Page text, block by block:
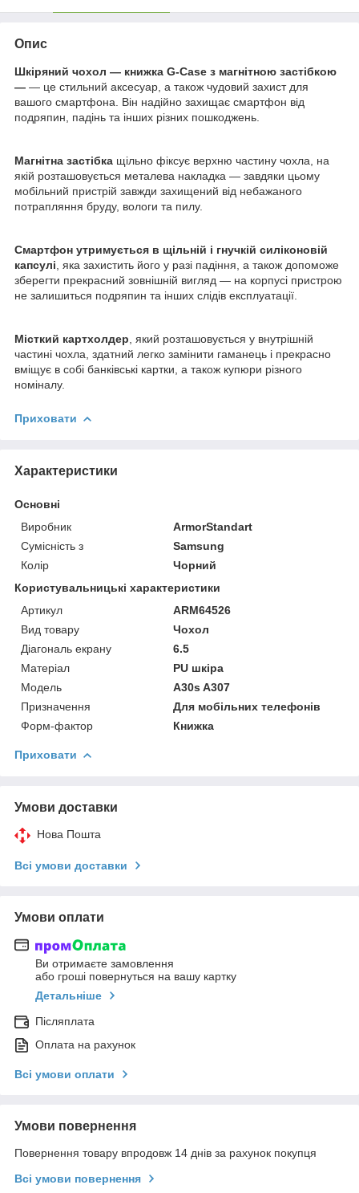
Опис
Шкіряний чохол — книжка G-Case з магнітною застібкою
— — це стильний аксесуар, а також чудовий захист для
вашого смартфона. Він надійно захищає смартфон від
подряпин, падінь та інших різних пошкоджень.
Магнітна застібка щільно фіксує верхню частину чохла, на
якій розташовується металева накладка — завдяки цьому
мобільний пристрій завжди захищений від небажаного
потрапляння бруду, вологи та пилу.
Смартфон утримується в щільній і гнучкій силіконовій
капсулі , яка захистить його у разі падіння, а також допоможе
зберегти прекрасний зовнішній вигляд — на корпусі пристрою
не залишиться подряпин та інших слідів експлуатації.
Місткий картхолдер , який розташовується у внутрішній
частині чохла, здатний легко замінити гаманець і прекрасно
вміщує в собі банківські картки, а також купюри різного
номіналу.
Приховати
Характеристики
Основні
Виробник
ArmorStandart
Сумісність з
Samsung
Колір
Чорний
Користувальницькі характеристики
Артикул
ARM64526
Вид товару
Чохол
Діагональ екрану
6.5
Матеріал
PU шкіра
Мoдель
A30s A307
Призначення
Для мобільних телефонів
Форм-фактор
Книжка
Приховати
Умови доставки
Нова Пошта
Всі умови доставки
Умови оплати
Ви отримаєте замовлення
або гроші повернуться на вашу картку
Детальніше
Післяплата
Оплата на рахунок
Всі умови оплати
Умови повернення
Повернення товару впродовж 14 днів за рахунок покупця
Всі умови повернення